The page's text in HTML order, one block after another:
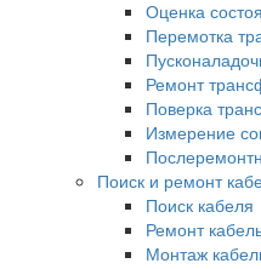
Оценка
Перемотка
Ремонт
Поверка
Измерение
Поиск и ремонт
Поиск кабеля
Ремонт
Монтаж